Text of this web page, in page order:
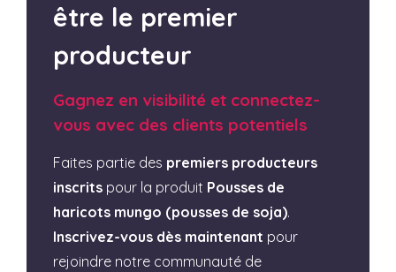
être le premier
producteur
Gagnez en visibilité et connectez-
vous avec des clients potentiels
Faites partie des premiers producteurs
inscrits pour la produit Pousses de
haricots mungo (pousses de soja).
Inscrivez-vous dès maintenant pour
rejoindre notre communauté de